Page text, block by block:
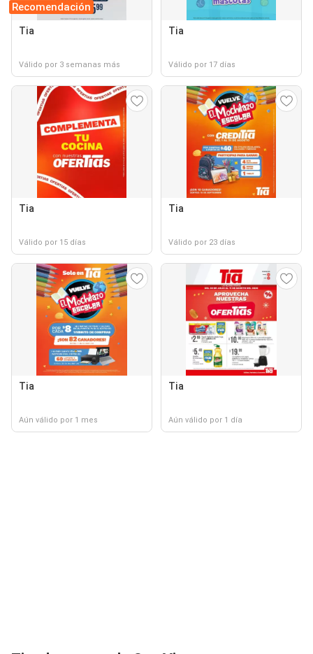
Recomendación
Tia
Válido por 3 semanas más
Tia
Válido por 17 días
Tia
Válido por 15 días
Tia
Válido por 23 días
Tia
Aún válido por 1 mes
Tia
Aún válido por 1 día